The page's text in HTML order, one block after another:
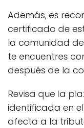
Además, es
certificado de
la comunidad
te encuentres
después de la
Revisa que la
identificada en
afecta a la